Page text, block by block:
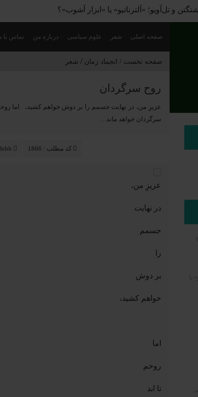
سیاسی؛ چگونه فاتحان نام کشورهای امروز را نوشتند؟
صفحه اصلی شعر علوم سیاسی درباره من تماس با
صفحه نخست / انجماد زمان / شعر
روح سرگردان
عزیزِ من، در نهایت جسمم را بر دوش خواهم کشید، اما روحم
سرگردان خواهد ماند…
کد مطلب : 1866
عزیزِ من،
در نهایت
جسمم
را
بر دوش
خواهم کشید،
اما
روحم
تا ابد